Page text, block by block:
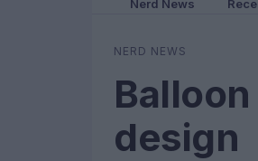
Nerd News
NERD NEWS
design